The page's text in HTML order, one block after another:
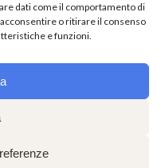
dati come il comportamento di
o ritirare il consenso
e funzioni.
con la commissione
Auditorium UniCal
Fratelli”: applausi anche per